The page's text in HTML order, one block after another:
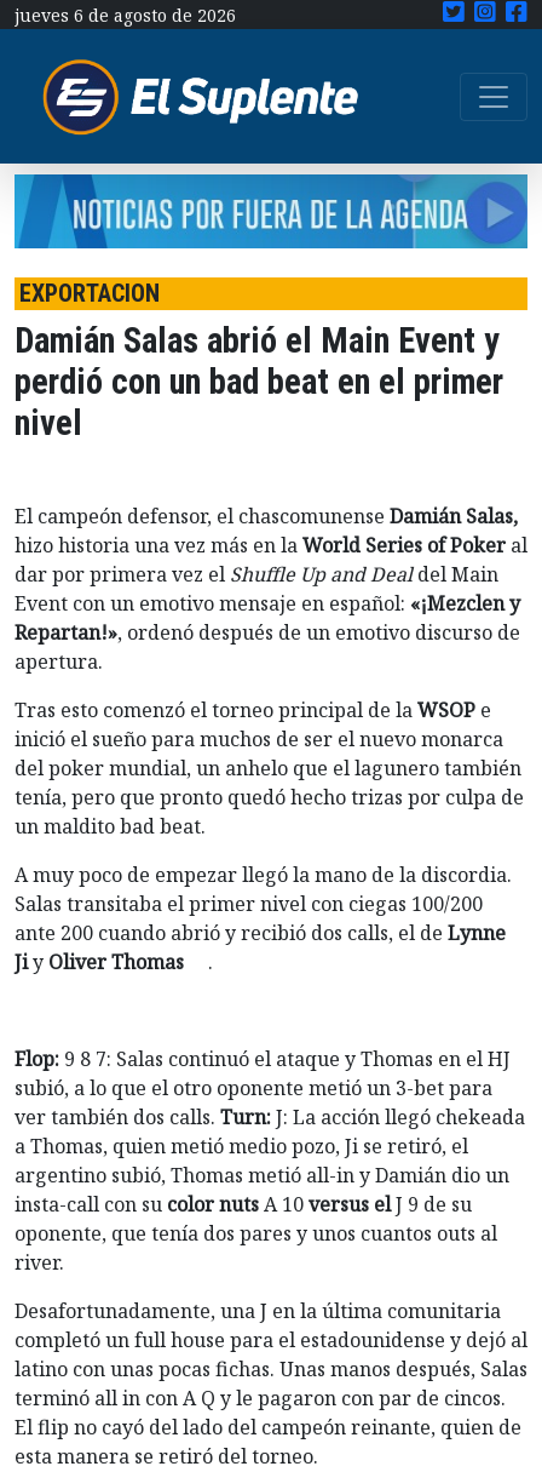
jueves 6 de agosto de 2026
EXPORTACION
Damián Salas abrió el Main Event y
perdió con un bad beat en el primer
nivel
El campeón defensor, el chascomunense Damián Salas,
hizo historia una vez más en laWorld Series of Poker al
dar por primera vez el Shuffle Up and Dealdel Main
Event con un emotivo mensaje en español: «¡Mezclen y
Repartan!», ordenó después de un emotivo discurso de
apertura.
Tras esto comenzó el torneo principal de laWSOP e
inició el sueño para muchos de ser el nuevo monarca
del poker mundial, un anhelo que el lagunero también
tenía, pero que pronto quedó hecho trizas por culpa de
un maldito bad beat.
A muy poco de empezar llegó la mano de la discordia.
Salas transitaba el primer nivel con ciegas 100/200
ante 200 cuando abrió y recibió dos calls, el de Lynne
Jiy Oliver Thomas .
Flop: 9 8 7: Salas continuó el ataque y Thomas en el HJ
subió, a lo que el otro oponente metió un 3-bet para
ver también dos calls. Turn:J: La acción llegó chekeada
a Thomas, quien metió medio pozo, Ji se retiró, el
argentino subió, Thomas metió all-in y Damián dio un
insta-call con su color nutsA 10versus elJ 9 de su
oponente, que tenía dos pares y unos cuantos outs al
river.
Desafortunadamente, una J en la última comunitaria
completó un full house para el estadounidense y dejó al
latino con unas pocas fichas. Unas manos después, Salas
terminó all in con A Q y le pagaron con par de cincos.
El flip no cayó del lado del campeón reinante, quien de
esta manera se retiró del torneo.